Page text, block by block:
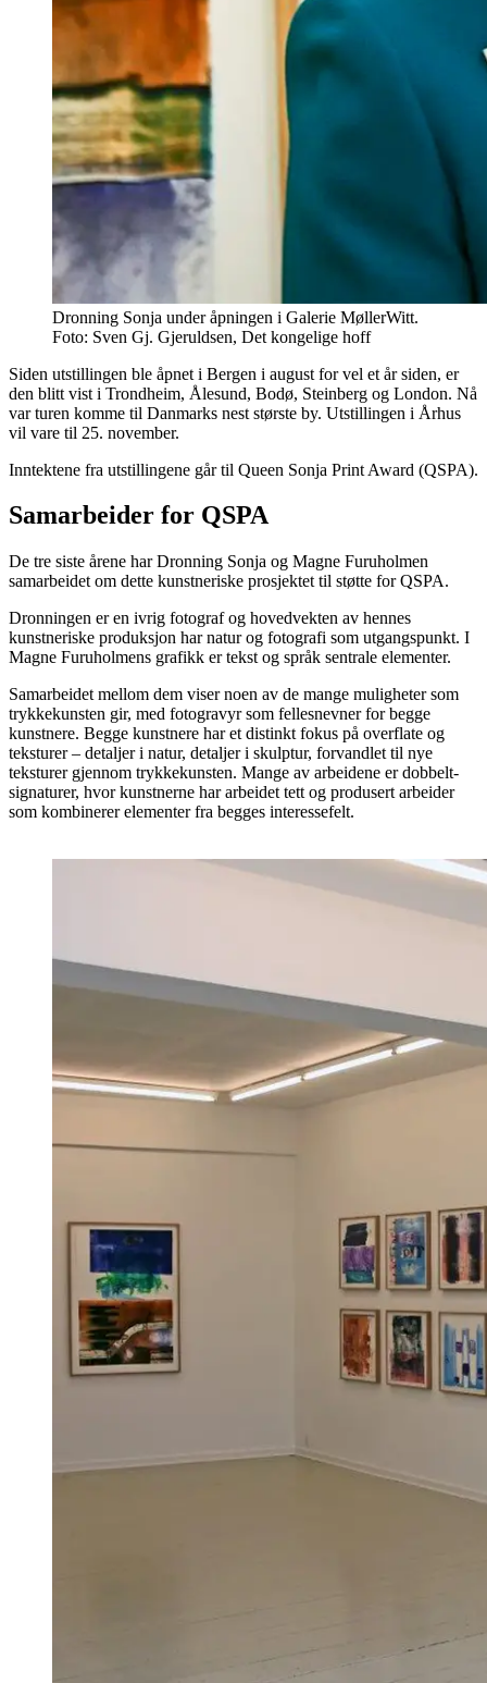
Dronning Sonja under åpningen i Galerie MøllerWitt.
Foto: Sven Gj. Gjeruldsen, Det kongelige hoff
Siden utstillingen ble åpnet i Bergen i august for vel et år siden, er
den blitt vist i Trondheim, Ålesund, Bodø, Steinberg og London. Nå
var turen komme til Danmarks nest største by. Utstillingen i Århus
vil vare til 25. november.
Inntektene fra utstillingene går til Queen Sonja Print Award (QSPA).
Samarbeider for QSPA
De tre siste årene har Dronning Sonja og Magne Furuholmen
samarbeidet om dette kunstneriske prosjektet til støtte for QSPA.
Dronningen er en ivrig fotograf og hovedvekten av hennes
kunstneriske produksjon har natur og fotografi som utgangspunkt. I
Magne Furuholmens grafikk er tekst og språk sentrale elementer.
Samarbeidet mellom dem viser noen av de mange muligheter som
trykkekunsten gir, med fotogravyr som fellesnevner for begge
kunstnere. Begge kunstnere har et distinkt fokus på overflate og
teksturer – detaljer i natur, detaljer i skulptur, forvandlet til nye
teksturer gjennom trykkekunsten. Mange av arbeidene er dobbelt-
signaturer, hvor kunstnerne har arbeidet tett og produsert arbeider
som kombinerer elementer fra begges interessefelt.